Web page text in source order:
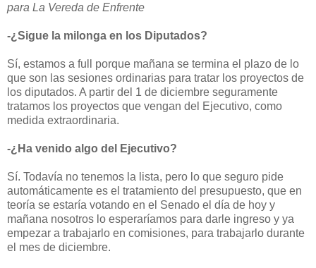
para La Vereda de Enfrente
-¿Sigue la milonga en los Diputados?
Sí, estamos a full porque mañana se termina el plazo de lo
que son las sesiones ordinarias para tratar los proyectos de
los diputados. A partir del 1 de diciembre seguramente
tratamos los proyectos que vengan del Ejecutivo, como
medida extraordinaria.
-¿Ha venido algo del Ejecutivo?
Sí. Todavía no tenemos la lista, pero lo que seguro pide
automáticamente es el tratamiento del presupuesto, que en
teoría se estaría votando en el Senado el día de hoy y
mañana nosotros lo esperaríamos para darle ingreso y ya
empezar a trabajarlo en comisiones, para trabajarlo durante
el mes de diciembre.